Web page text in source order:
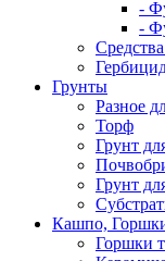
-
-
Грунты
Разное
Торф
Грунт
Грунт
Кашпо,
Горшки